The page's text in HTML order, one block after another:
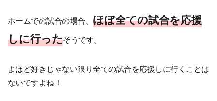
ホームでの試合の場合、 ほぼ全ての試合を応援
しに行ったそうです。
よほど好きじゃない限り全ての試合を応援しに行くことは
ないですよね！